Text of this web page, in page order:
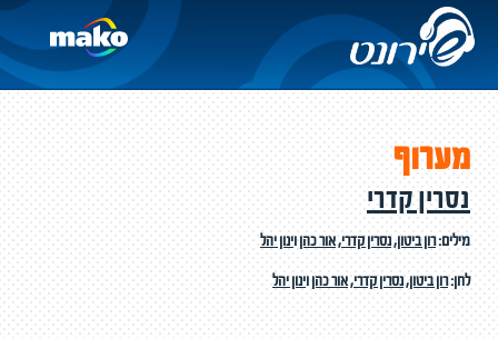
מערוף
נסרין קדרי
מילים:רון ביטון,נסרין קדרי,אור כהןוינון יהל
לחן:רון ביטון,נסרין קדרי,אור כהןוינון יהל